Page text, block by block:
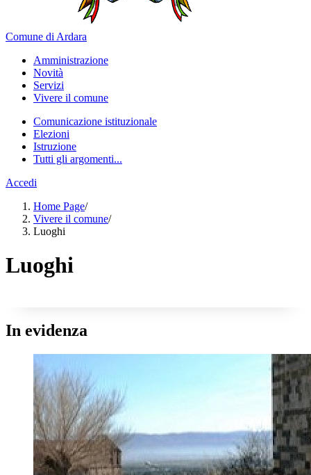
Comune di Ardara
Amministrazione
Novità
Servizi
Vivere il comune
Comunicazione istituzionale
Elezioni
Istruzione
Tutti gli argomenti...
Accedi
Home Page/
Vivere il comune/
Luoghi
Luoghi
In evidenza